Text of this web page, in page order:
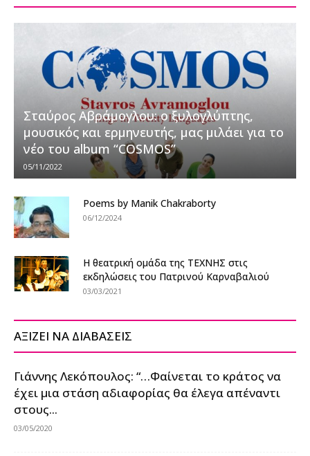
Σταύρος Αβράμογλου: ο ξυλογλύπτης,
μουσικός και ερμηνευτής, μας μιλάει για το
νέο του album “COSMOS”
05/11/2022
Poems by Manik Chakraborty
06/12/2024
Η θεατρική ομάδα της ΤΕΧΝΗΣ στις
εκδηλώσεις του Πατρινού Καρναβαλιού
03/03/2021
ΑΞΙΖΕΙ ΝΑ ΔΙΑΒΑΣΕΙΣ
Γιάννης Λεκόπουλος: “…Φαίνεται το κράτος να
έχει μια στάση αδιαφορίας θα έλεγα απέναντι
στους...
03/05/2020